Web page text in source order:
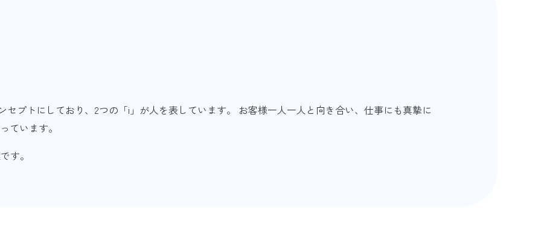
プトにしており、2つの「i」が人を表しています。 お客様一人一人と向き合い、仕事にも真摯に
ています。
す。